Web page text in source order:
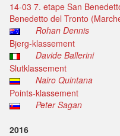
14-03 7. etape San
Benedetto del Tronto
Rohan Dennis
Bjerg-klassement
Davide Ballerini
Slutklassement
Nairo Quintana
Points-klassement
Peter Sagan
2016